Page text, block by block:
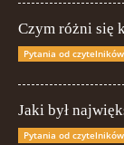
Czym różni się
Pytania od czytelników
Jaki był
Pytania od czytelników